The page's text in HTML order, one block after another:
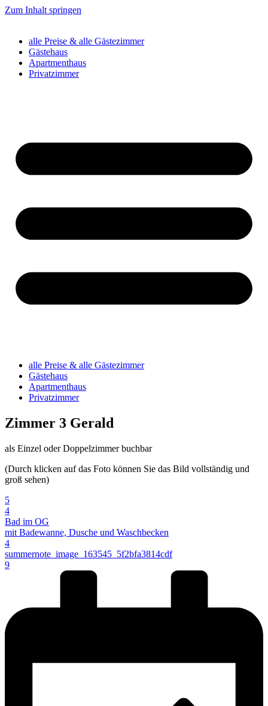
Zum Inhalt springen
alle Preise & alle Gästezimmer
Gästehaus
Apartmenthaus
Privatzimmer
alle Preise & alle Gästezimmer
Gästehaus
Apartmenthaus
Privatzimmer
Zimmer 3 Gerald
als Einzel oder Doppelzimmer buchbar
(Durch klicken auf das Foto können Sie das Bild vollständig und
groß sehen)
5
4
Bad im OG
mit Badewanne, Dusche und Waschbecken
4
summernote_image_163545_5f2bfa3814cdf
9